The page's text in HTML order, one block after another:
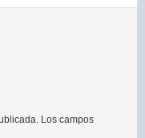
Los campos